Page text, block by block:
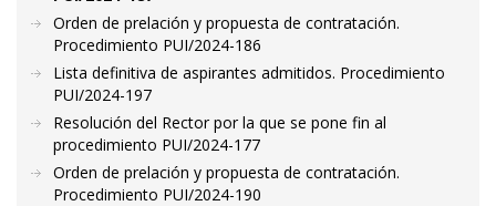
Orden de prelación y propuesta de contratación.
Procedimiento PUI/2024-186
Lista definitiva de aspirantes admitidos. Procedimiento
PUI/2024-197
Resolución del Rector por la que se pone fin al
procedimiento PUI/2024-177
Orden de prelación y propuesta de contratación.
Procedimiento PUI/2024-190